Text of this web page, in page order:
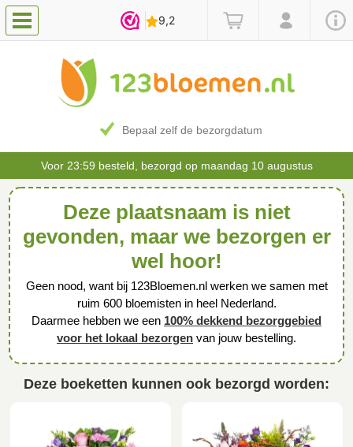
Bepaal zelf de bezorgdatum
Voor 23:59 besteld, bezorgd op maandag 10 augustus
Deze plaatsnaam is niet
gevonden, maar we bezorgen er
wel hoor!
Geen nood, want bij 123Bloemen.nl werken we samen met
ruim 600 bloemisten in heel Nederland.
Daarmee hebben we een 100% dekkend bezorggebied
voor het lokaal bezorgen van jouw bestelling.
Deze boeketten kunnen ook bezorgd worden: